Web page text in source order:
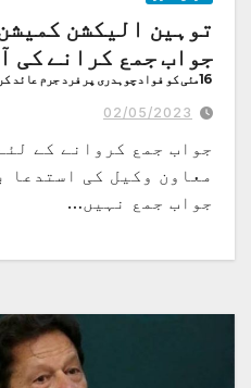
توہین الیکشن
جواب جمع کرانے کی
16مئی کو فواد چوہدری پر فرد جرم
02/05/2023
جواب جمع کروانے کے
معاون وکیل کی استدعا
جواب جمع نہیں…